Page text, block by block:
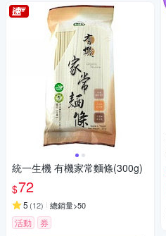
統一生機 有機家常麵條(300g)
$72
5 (12) 總銷量>50
活動 券